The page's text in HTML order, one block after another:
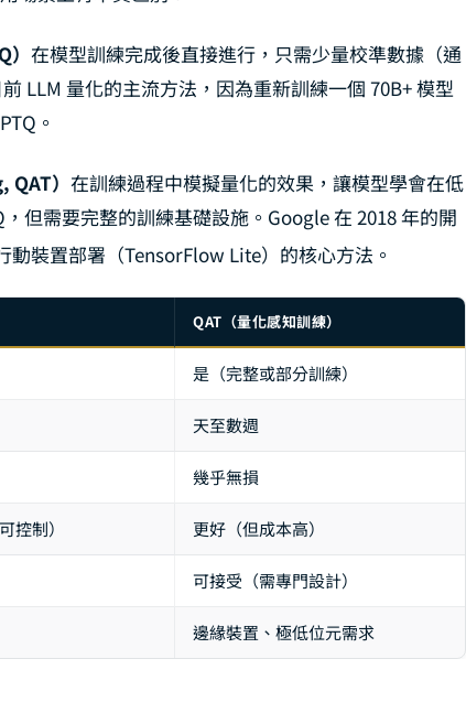
在模型訓練完成後直接進行，只需少量校準數據（通
LLM 量化的主流方法，因為重新訓練一個 70B+ 模型
。
） 在訓練過程中模擬量化的效果，讓模型學會在低
但需要完整的訓練基礎設施。Google 在 2018 年的開
動裝置部署（TensorFlow Lite）的核心方法。
QAT（量化感知訓練）
是（完整或部分訓練）
天至數週
幾乎無損
控制） 更好（但成本高）
可接受（需專門設計）
邊緣裝置、極低位元需求